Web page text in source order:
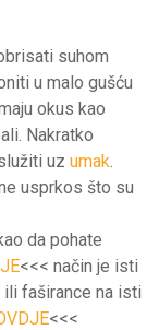
suhom
u malo gušću
okus kao
Nakratko
uz umak
usprkos što su
da pohate
<<< način je isti
ili faširance na isti
<<<